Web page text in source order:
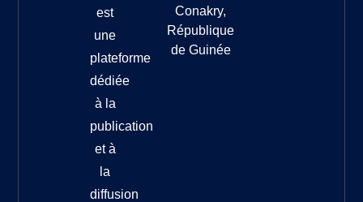
est
une
plateforme
dédiée
à la
publication
et à
la
diffusion
Conakry,
République
de Guinée